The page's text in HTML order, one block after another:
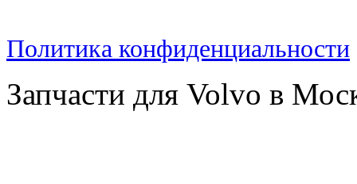
Политика конфиденциальности
Запчасти для Volvo в